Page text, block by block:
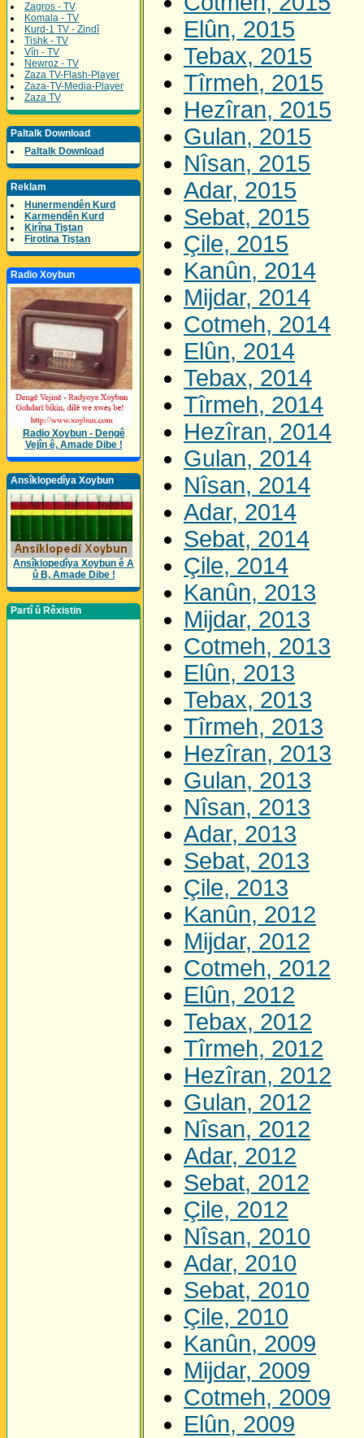
Zagros - TV
Komala - TV
Kurd-1 TV - Zindî
Tishk - TV
Vîn - TV
Newroz - TV
Zaza TV-Flash-Player
Zaza-TV-Media-Player
Zaza TV
Paltalk Download
Paltalk Download
Reklam
Hunermendên Kurd
Karmendên Kurd
Kirîna Tiştan
Firotina Tiştan
Radio Xoybun
Radio Xoybun - Dengê
Vejîn ê, Amade Dibe !
Ansîklopedîya Xoybun
Ansîklopedîya Xoybun ê A
û B, Amade Dibe !
Partî û Rêxistin
Elûn, 2015
Tebax, 2015
Tîrmeh, 2015
Hezîran, 2015
Gulan, 2015
Nîsan, 2015
Adar, 2015
Sebat, 2015
Çile, 2015
Kanûn, 2014
Mijdar, 2014
Cotmeh, 2014
Elûn, 2014
Tebax, 2014
Tîrmeh, 2014
Hezîran, 2014
Gulan, 2014
Nîsan, 2014
Adar, 2014
Sebat, 2014
Çile, 2014
Kanûn, 2013
Mijdar, 2013
Cotmeh, 2013
Elûn, 2013
Tebax, 2013
Tîrmeh, 2013
Hezîran, 2013
Gulan, 2013
Nîsan, 2013
Adar, 2013
Sebat, 2013
Çile, 2013
Kanûn, 2012
Mijdar, 2012
Cotmeh, 2012
Elûn, 2012
Tebax, 2012
Tîrmeh, 2012
Hezîran, 2012
Gulan, 2012
Nîsan, 2012
Adar, 2012
Sebat, 2012
Çile, 2012
Nîsan, 2010
Adar, 2010
Sebat, 2010
Çile, 2010
Kanûn, 2009
Mijdar, 2009
Cotmeh, 2009
Elûn, 2009